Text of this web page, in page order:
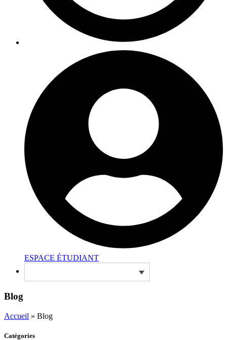
ESPACE ÉTUDIANT
Blog
Accueil » Blog
Catégories